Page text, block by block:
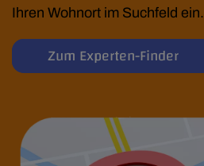
Ihren Wohnort im Suchfeld ein.
Zum Experten-Finder